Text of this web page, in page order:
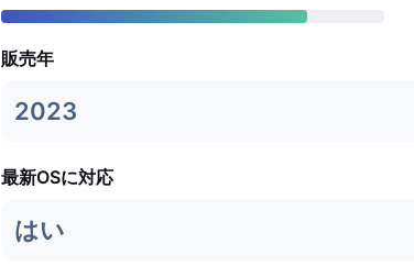
販売年
2023
最新OSに対応
はい